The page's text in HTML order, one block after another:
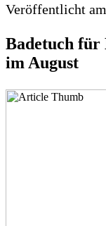
Veröffentlicht
Badetuch für
im August